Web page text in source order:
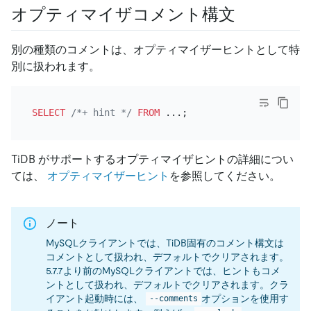
オプティマイザコメント構文
別の種類のコメントは、オプティマイザーヒントとして特
別に扱われます。
SELECT /*+ hint */ FROM
TiDB がサポートするオプティマイザヒントの詳細につい
ては、 オプティマイザーヒント を参照してください。
ノート
MySQLクライアントでは、TiDB固有のコメント構文は
コメントとして扱われ、デフォルトでクリアされます。
5.7.7より前のMySQLクライアントでは、ヒントもコメ
ントとして扱われ、デフォルトでクリアされます。クラ
イアント起動時には、
--comments オプションを使用す